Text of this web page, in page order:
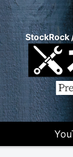
StockRock